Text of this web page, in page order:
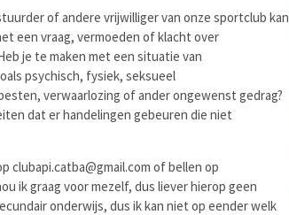
of andere vrijwilliger van onze sportclub kan
een vraag, vermoeden of klacht over
je te maken met een situatie van
psychisch, fysiek, seksueel
verwaarlozing of ander ongewenst gedrag?
dat er handelingen gebeuren die niet
clubapi.catba@gmail.com of bellen op
ik graag voor mezelf, dus liever hierop geen
onderwijs, dus ik kan niet op eender welk